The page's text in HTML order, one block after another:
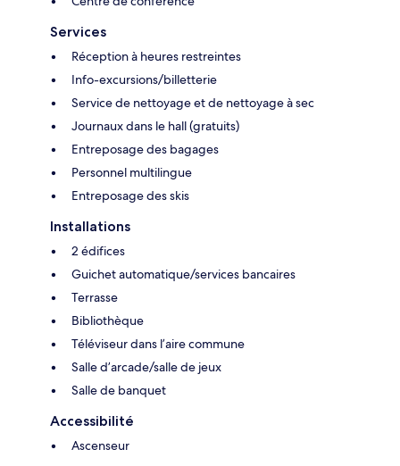
Services
Réception à heures restreintes
Info-excursions/billetterie
Service de nettoyage et de nettoyage à sec
Journaux dans le hall (gratuits)
Entreposage des bagages
Personnel multilingue
Entreposage des skis
Installations
2 édifices
Guichet automatique/services bancaires
Terrasse
Bibliothèque
Téléviseur dans l’aire commune
Salle d’arcade/salle de jeux
Salle de banquet
Accessibilité
Ascenseur